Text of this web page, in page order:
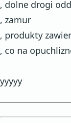
, dolne drogi
, zamur
, produkty
, co na
yyyyy